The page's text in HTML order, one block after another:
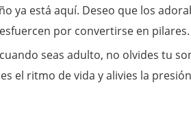
ya está aquí. Deseo que los
por convertirse en pilares.
seas adulto, no olvides tu
el ritmo de vida y alivies la